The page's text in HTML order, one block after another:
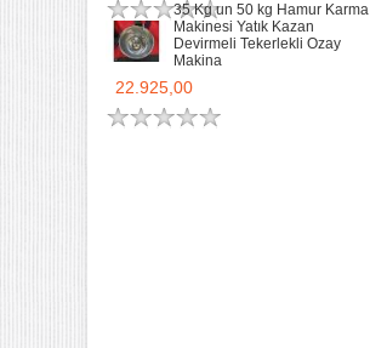
35 Kg un 50 kg Hamur Karma
Makinesi Yatık Kazan
Devirmeli Tekerlekli Ozay
Makina
22.925,00